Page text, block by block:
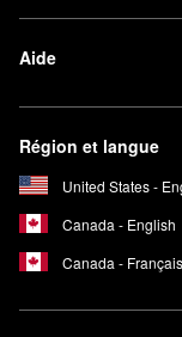
Aide
Région et langue
United States -
Canada - English
Canada - Français